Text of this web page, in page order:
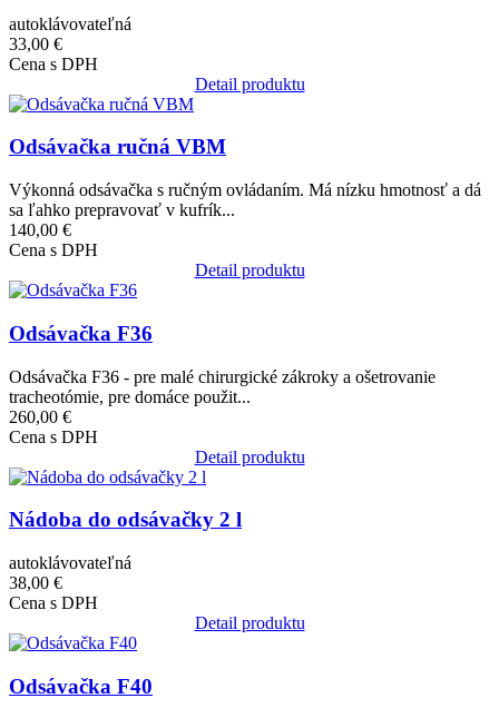
autoklávovateľná
33,00 €
Cena s DPH
Detail produktu
Obrázok
Odsávačka ručná VBM
Výkonná odsávačka s ručným ovládaním. Má nízku hmotnosť a dá
sa ľahko prepravovať v kufrík...
140,00 €
Cena s DPH
Detail produktu
Obrázok
Odsávačka F36
Odsávačka F36 - pre malé chirurgické zákroky a ošetrovanie
tracheotómie, pre domáce použit...
260,00 €
Cena s DPH
Detail produktu
Obrázok
Nádoba do odsávačky 2 l
autoklávovateľná
38,00 €
Cena s DPH
Detail produktu
Obrázok
Odsávačka F40